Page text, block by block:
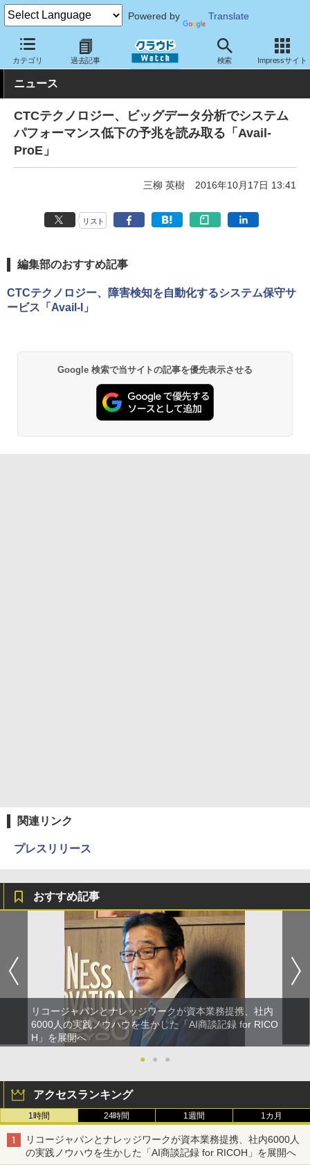
Powered by Translate
カテゴリ 過去記事 検索 Impressサイト
クラウド Watch サービス・ソフト サービス 運用・監視
ニュース
CTCテクノロジー、ビッグデータ分析でシステム
パフォーマンス低下の予兆を読み取る「Avail-
ProE」
三柳 英樹 2016年10月17日 13:41
リスト
編集部のおすすめ記事
CTCテクノロジー、障害検知を自動化するシステム保守サ
ービス「Avail-I」
Google 検索で当サイトの記事を優先表示させる
関連リンク
プレスリリース
おすすめ記事
リコージャパンとナレッジワークが資本業務提携、社内
6000人の実践ノウハウを生かした「AI商談記録 for RICO
H」を展開へ
●
● ●
アクセスランキング
1時間 24時間 1週間 1カ月
リコージャパンとナレッジワークが資本業務提携、社内6000人
の実践ノウハウを生かした「AI商談記録 for RICOH」を展開へ